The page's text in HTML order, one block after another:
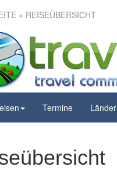
» REISEÜBERSICHT
Termine Länder